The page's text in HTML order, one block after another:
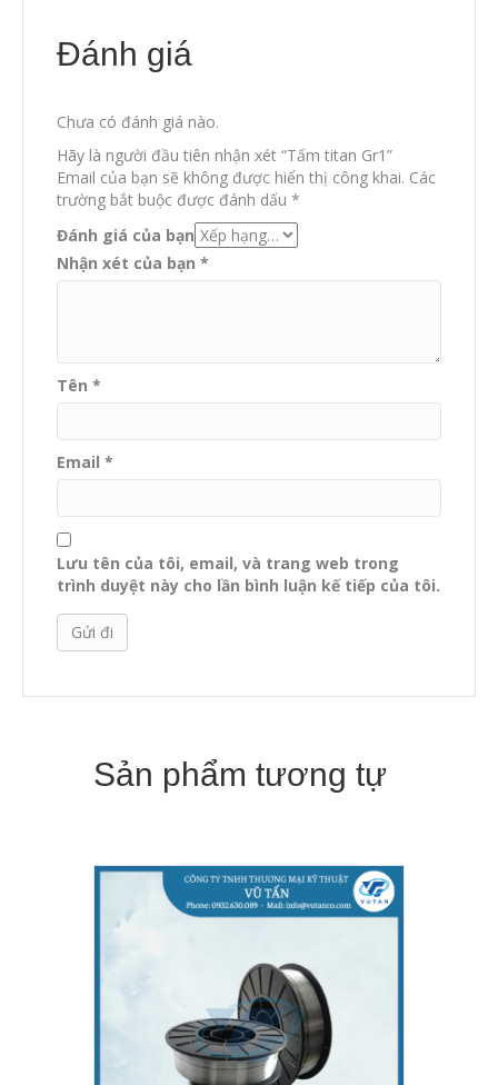
Đánh giá
Chưa có đánh giá nào.
Hãy là người đầu tiên nhận xét “Tấm titan Gr1”
Email của bạn sẽ không được hiển thị công khai. Các
trường bắt buộc được đánh dấu *
Đánh giá của bạn
Nhận xét của bạn *
Tên *
Email *
Lưu tên của tôi, email, và trang web trong
trình duyệt này cho lần bình luận kế tiếp của tôi.
Sản phẩm tương tự